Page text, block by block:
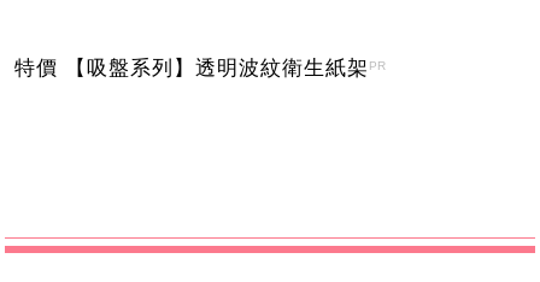
特價 【吸盤系列】透明波紋衛生紙架 PR